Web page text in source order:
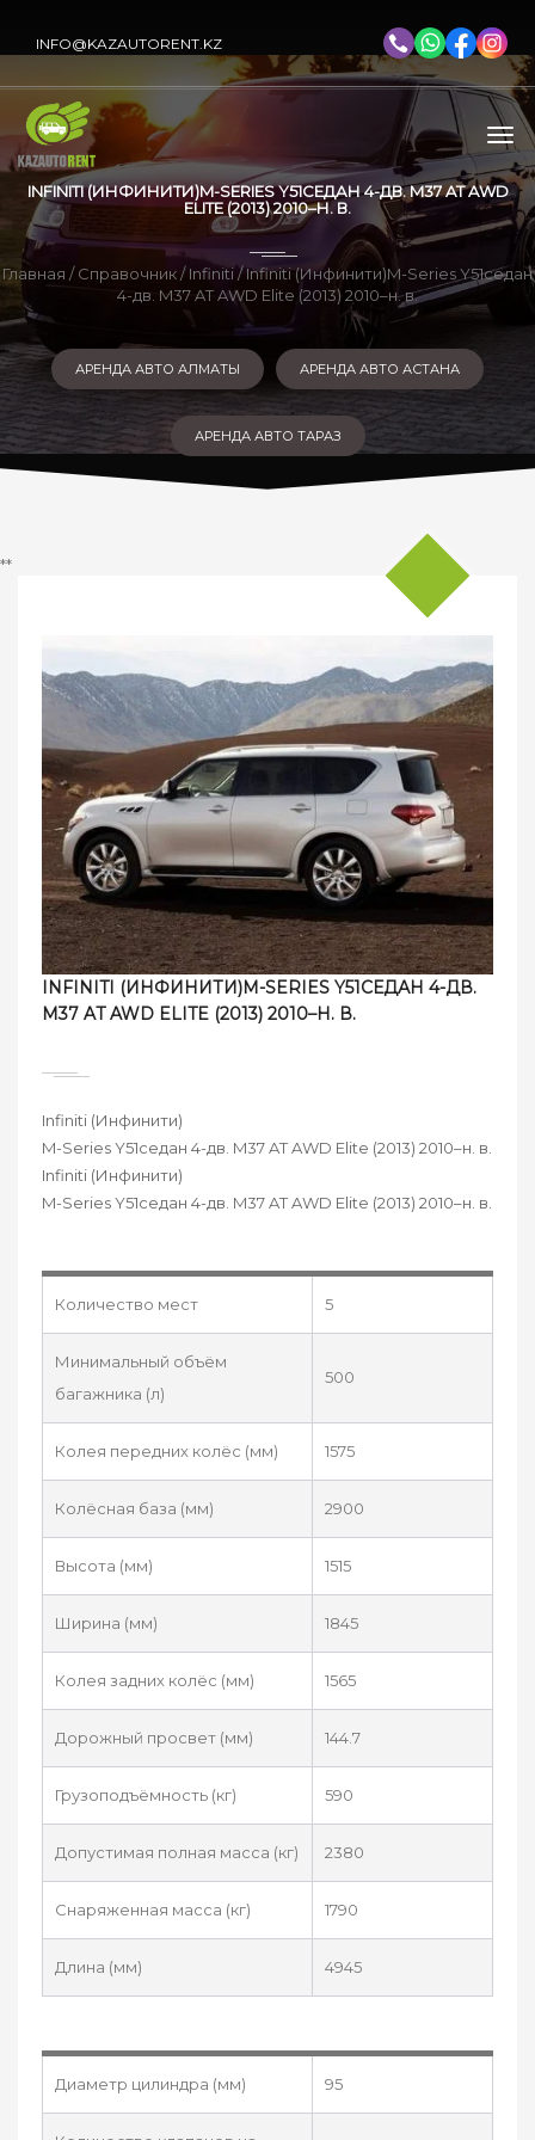
INFO@KAZAUTORENT.KZ
INFINITI (ИНФИНИТИ)M-SERIES Y51СЕДАН 4-ДВ. M37 AT AWD
ELITE (2013) 2010–Н. В.
Главная /Справочник/Infiniti/ Infiniti (Инфинити)M-Series Y51седан
4-дв. M37 AT AWD Elite (2013) 2010–н. в.
АРЕНДА АВТО АЛМАТЫ АРЕНДА АВТО АСТАНА
АРЕНДА АВТО ТАРАЗ
**
INFINITI (ИНФИНИТИ)M-SERIES Y51СЕДАН 4-ДВ.
M37 AT AWD ELITE (2013) 2010–Н. В.
Infiniti (Инфинити)
M-Series Y51седан 4-дв. M37 AT AWD Elite (2013) 2010–н. в.
Infiniti (Инфинити)
M-Series Y51седан 4-дв. M37 AT AWD Elite (2013) 2010–н. в.
Количество мест 5
Минимальный объём
багажника (л)
500
Колея передних колёс (мм) 1575
Колёсная база (мм) 2900
Высота (мм) 1515
Ширина (мм) 1845
Колея задних колёс (мм) 1565
Дорожный просвет (мм) 144.7
Грузоподъёмность (кг) 590
Допустимая полная масса (кг) 2380
Снаряженная масса (кг) 1790
Длина (мм) 4945
Диаметр цилиндра (мм) 95